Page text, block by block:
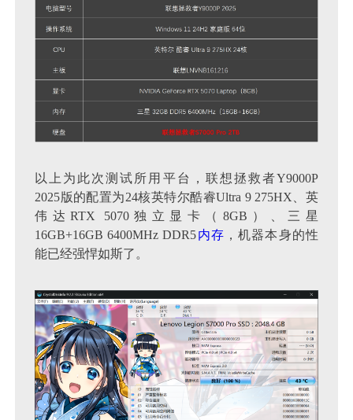
以上为此次测试所用平台，联想拯救者Y9000P
2025版的配置为24核英特尔酷睿Ultra 9 275HX、英
伟达RTX 5070独立显卡（8GB）、三星
16GB+16GB 6400MHz DDR5内存 ，机器本身的性
能已经强悍如斯了。